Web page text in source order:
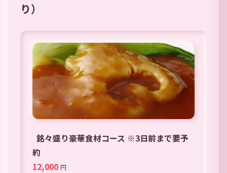
り）
銘々盛り豪華食材コース ※3日前まで要予
約
12,000 円